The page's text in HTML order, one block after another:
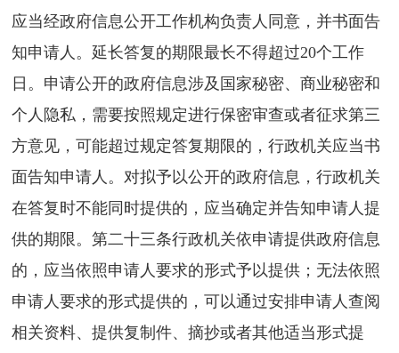
应当经政府信息公开工作机构负责人同意，并书面告
知申请人。延长答复的期限最长不得超过20个工作
日。申请公开的政府信息涉及国家秘密、商业秘密和
个人隐私，需要按照规定进行保密审查或者征求第三
方意见，可能超过规定答复期限的，行政机关应当书
面告知申请人。对拟予以公开的政府信息，行政机关
在答复时不能同时提供的，应当确定并告知申请人提
供的期限。第二十三条行政机关依申请提供政府信息
的，应当依照申请人要求的形式予以提供；无法依照
申请人要求的形式提供的，可以通过安排申请人查阅
相关资料、提供复制件、摘抄或者其他适当形式提